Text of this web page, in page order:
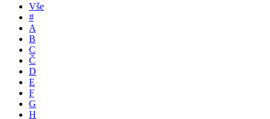
Vše
#
A
B
C
Č
D
E
F
G
H